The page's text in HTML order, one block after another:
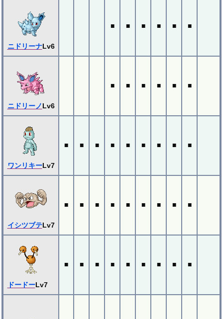
ニドリーナLv6
■ ■ ■ ■ ■ ■
ニドリーノLv6
■ ■ ■ ■ ■ ■
ワンリキーLv7
■ ■ ■ ■ ■ ■ ■ ■ ■
イシツブテLv7
■ ■ ■ ■ ■ ■ ■ ■ ■
ドードーLv7
■ ■ ■ ■ ■ ■ ■ ■ ■